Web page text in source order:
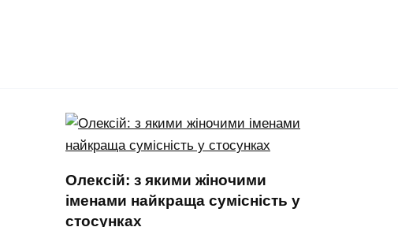
Олексій: з якими жіночими
іменами найкраща сумісність у
стосунках